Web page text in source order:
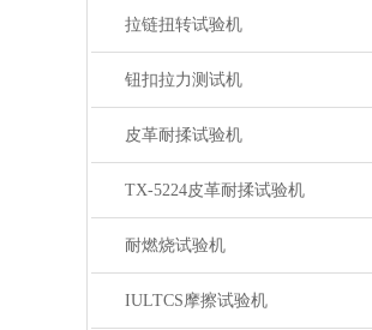
拉链扭转试验机
钮扣拉力测试机
皮革耐揉试验机
TX-5224皮革耐揉试验机
耐燃烧试验机
IULTCS摩擦试验机